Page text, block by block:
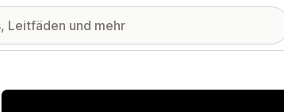
Vorgestellte Bildergalerie